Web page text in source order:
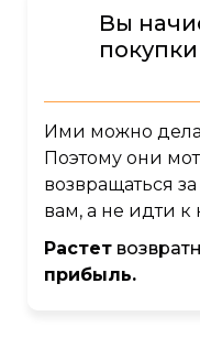
Вы
покупки
Ими можно
Поэтому они
возвращаться
вам, а не идти к
Растет
прибыль.